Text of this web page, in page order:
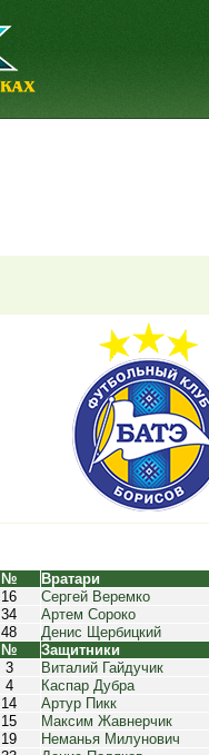
№
Вратари
16
Сергей Веремко
34
Артем Сороко
48
Денис Щербицкий
№
Защитники
3
Виталий Гайдучик
4
Каспар Дубра
14
Артур Пикк
15
Максим Жавнерчик
19
Неманья Милунович